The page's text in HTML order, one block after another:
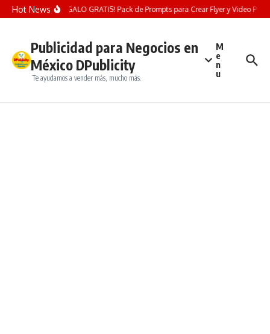
Saltar al contenido
Hot News ¡REGALO GRATIS! Pack de Prompts para Crear Flyer y Video
Publicidad para Negocios en
México DPublicity
Te ayudamos a vender más, mucho más.
M
e
n
u